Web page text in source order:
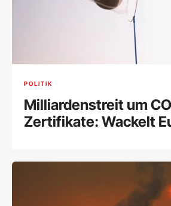
POLITIK
Milliardenstreit um
Zertifikate: Wackelt